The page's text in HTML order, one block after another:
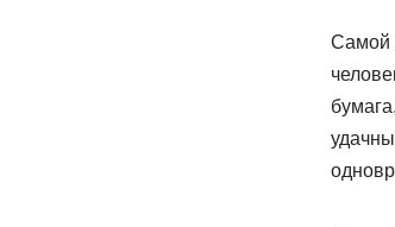
Самой